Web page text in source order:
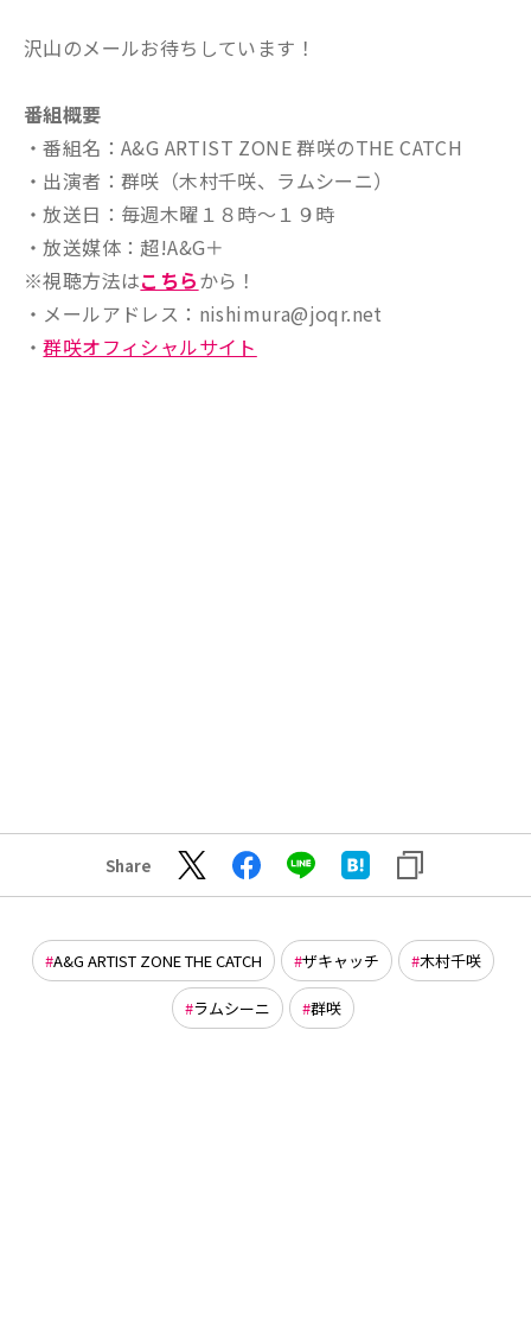
沢山のメールお待ちしています！
番組概要
・番組名：A&G ARTIST ZONE 群咲のTHE CATCH
・出演者：群咲（木村千咲、ラムシーニ）
・放送日：毎週木曜１８時～１９時
・放送媒体：超!A&G＋
※視聴方法はこちらから！
・メールアドレス：nishimura@joqr.net
・群咲オフィシャルサイト
Share
A&G ARTIST ZONE THE CATCH ザキャッチ 木村千咲
ラムシーニ 群咲